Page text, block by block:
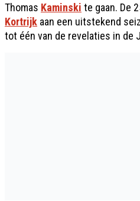
Thomas Kaminski te gaan. De
Kortrijk aan een uitstekend
tot één van de revelaties in de